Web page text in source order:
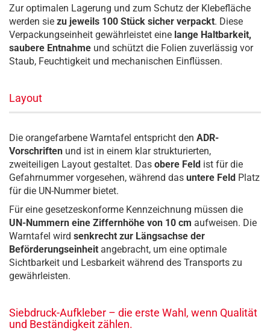
Zur optimalen Lagerung und zum Schutz der Klebefläche
werden sie zu jeweils 100 Stück sicher verpackt. Diese
Verpackungseinheit gewährleistet eine lange Haltbarkeit,
saubere Entnahme und schützt die Folien zuverlässig vor
Staub, Feuchtigkeit und mechanischen Einflüssen.
Layout
Die orangefarbene Warntafel entspricht den ADR-
Vorschriften und ist in einem klar strukturierten,
zweiteiligen Layout gestaltet. Das obere Feld ist für die
Gefahrnummer vorgesehen, während das untere Feld Platz
für die UN-Nummer bietet.
Für eine gesetzeskonforme Kennzeichnung müssen die
UN-Nummern eine Ziffernhöhe von 10 cm aufweisen. Die
Warntafel wird senkrecht zur Längsachse der
Beförderungseinheit angebracht, um eine optimale
Sichtbarkeit und Lesbarkeit während des Transports zu
gewährleisten.
Siebdruck-Aufkleber – die erste Wahl, wenn Qualität
und Beständigkeit zählen.